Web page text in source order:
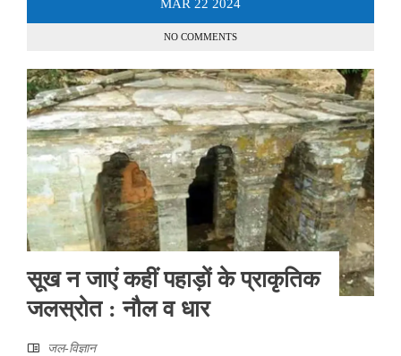
MAR 22 2024
NO COMMENTS
सूख न जाएं कहीं पहाड़ों के प्राकृतिक
जलस्रोत : नौल व धार
जल-विज्ञान